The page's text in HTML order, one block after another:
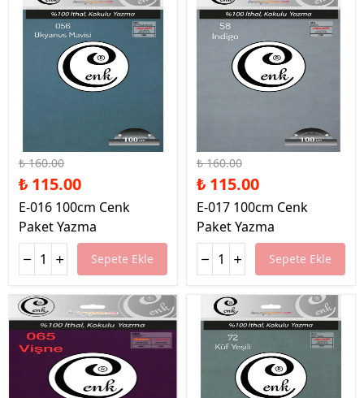
₺ 160.00
₺ 115.00
E-016 100cm Cenk
Paket Yazma
Sepete Ekle
₺ 160.00
₺ 115.00
E-017 100cm Cenk
Paket Yazma
Sepete Ekle